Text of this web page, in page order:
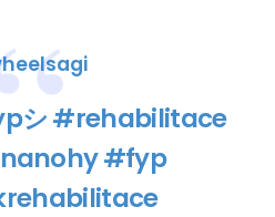
シ#rehabilitace
#fyp